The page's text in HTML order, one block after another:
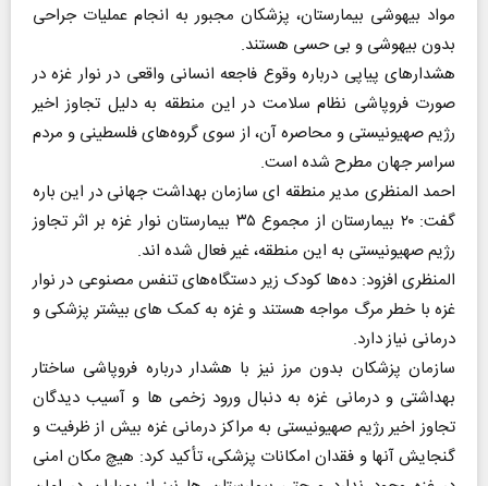
مواد بیهوشی بیمارستان، پزشکان مجبور به انجام عملیات جراحی
بدون بیهوشی و بی حسی هستند.
هشدارهای پیاپی درباره وقوع فاجعه انسانی واقعی در نوار غزه در
صورت فروپاشی نظام سلامت در این منطقه به دلیل تجاوز اخیر
رژیم صهیونیستی و محاصره آن، از سوی گروه‌های فلسطینی و مردم
سراسر جهان مطرح شده است.
احمد المنظری مدیر منطقه ای سازمان بهداشت جهانی در این باره
گفت: ۲۰ بیمارستان از مجموع ۳۵ بیمارستان نوار غزه بر اثر تجاوز
رژیم صهیونیستی به این منطقه، غیر فعال شده اند.
المنظری افزود: ده‌ها کودک زیر دستگاه‌های تنفس مصنوعی در نوار
غزه با خطر مرگ مواجه هستند و غزه به کمک های بیشتر پزشکی و
درمانی نیاز دارد.
سازمان پزشکان بدون مرز نیز با هشدار درباره فروپاشی ساختار
بهداشتی و درمانی غزه به دنبال ورود زخمی ها و آسیب دیدگان
تجاوز اخیر رژیم صهیونیستی به مراکز درمانی غزه بیش از ظرفیت و
گنجایش آنها و فقدان امکانات پزشکی، تأکید کرد: هیچ مکان امنی